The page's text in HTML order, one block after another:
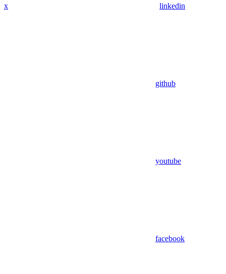
x linkedin
github
youtube
facebook